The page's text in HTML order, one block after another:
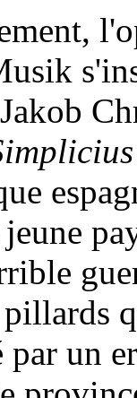
par un